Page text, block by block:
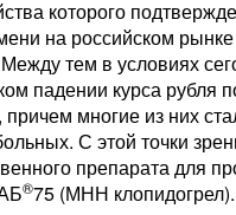
которого
на российском
тем в условиях
падении курса рубля
многие из них
С этой точки
препарата для
®75 (МНН